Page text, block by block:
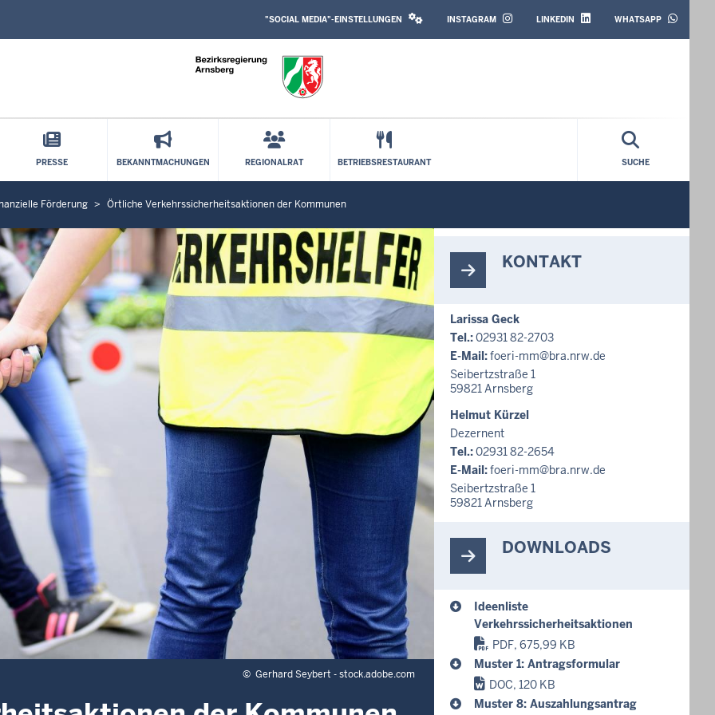
MEDIA
"SOCIAL MEDIA"-EINSTELLUNGEN
MEDIA
INSTAGRAM LINKEDIN WHATSAPP
PRESSE BEKANNTMACHUNGEN REGIONALRAT BETRIEBSRESTAURANT SUCHE
Förderung Örtliche Verkehrssicherheitsaktionen der Kommunen
© Gerhard Seybert - stock.adobe.com
KONTAKT
Larissa Geck
Tel.:02931 82-2703
E-Mail:foeri-mm@bra.nrw.de
Seibertzstraße 1
59821Arnsberg
Helmut Kürzel
Dezernent
Tel.:02931 82-2654
E-Mail:foeri-mm@bra.nrw.de
Seibertzstraße 1
59821Arnsberg
DOWNLOADS
Ideenliste
Verkehrssicherheitsaktionen
PDF, 675,99 KB
Muster 1: Antragsformular
DOC, 120 KB
Muster 8: Auszahlungsantrag